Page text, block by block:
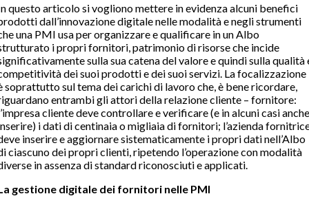
questo articolo si vogliono mettere in evidenza alcuni benefici
dall’innovazione digitale nelle modalità e negli strumenti
una PMI usa per organizzare e qualificare in un Albo
i propri fornitori, patrimonio di risorse che incide
sulla sua catena del valore e quindi sulla qualità
dei suoi prodotti e dei suoi servizi. La focalizzazione
soprattutto sul tema dei carichi di lavoro che, è bene ricordare,
entrambi gli attori della relazione cliente – fornitore:
cliente deve controllare e verificare (e in alcuni casi anche
i dati di centinaia o migliaia di fornitori; l’azienda
inserire e aggiornare sistematicamente i propri dati nell’Albo
ciascuno dei propri clienti, ripetendo l’operazione con modalità
in assenza di standard riconosciuti e applicati.
gestione digitale dei fornitori nelle PMI